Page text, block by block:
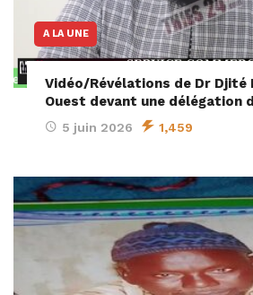
A LA UNE
Vidéo/Révélations de Dr Djité
Ouest devant une délégation
5 juin 2026 1,459